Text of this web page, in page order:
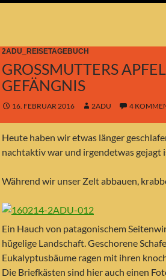
2ADU_REISETAGEBUCH
GROSSMUTTERS
EFÄNGNIS
16. FEBRUAR 2016 2ADU 4
Heute haben wir etwas länger
nachtaktiv war und irgendetwas gejagt
Während wir unser Zelt abbauen,
Ein Hauch von patagonischem
hügelige Landschaft. Geschorene
Eukalyptusbäume ragen mit ihren
Die Briefkästen sind hier auch einen